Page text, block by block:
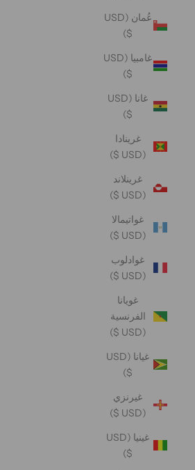
عُمان (USD
$)
غامبيا (USD
$)
غانا (USD
$)
غرينادا
(USD $)
غرينلاند
(USD $)
غواتيمالا
(USD $)
غوادلوب
(USD $)
غويانا
الفرنسية
(USD $)
غيانا (USD
$)
غيرنزي
(USD $)
غينيا (USD
$)